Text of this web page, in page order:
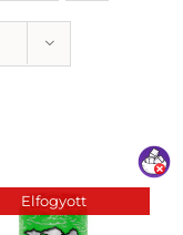
Elfogyott